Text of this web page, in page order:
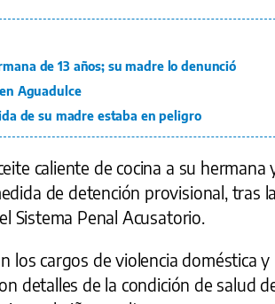
de 13 años; su madre lo denunció
Aguadulce
de su madre estaba en peligro
caliente de cocina a su hermana
de detención provisional, tras la
Sistema Penal Acusatorio.
los cargos de violencia doméstica y
detalles de la condición de salud